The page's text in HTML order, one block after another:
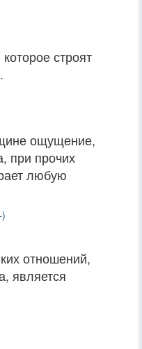
строят
ощущение,
при прочих
любую
отношений,
является